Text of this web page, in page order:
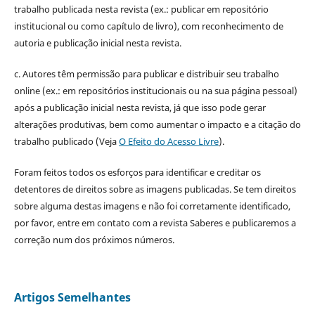
trabalho publicada nesta revista (ex.: publicar em repositório
institucional ou como capítulo de livro), com reconhecimento de
autoria e publicação inicial nesta revista.
c. Autores têm permissão para publicar e distribuir seu trabalho
online (ex.: em repositórios institucionais ou na sua página pessoal)
após a publicação inicial nesta revista, já que isso pode gerar
alterações produtivas, bem como aumentar o impacto e a citação do
trabalho publicado (VejaO Efeito do Acesso Livre).
Foram feitos todos os esforços para identificar e creditar os
detentores de direitos sobre as imagens publicadas. Se tem direitos
sobre alguma destas imagens e não foi corretamente identificado,
por favor, entre em contato com a revista Saberes e publicaremos a
correção num dos próximos números.
Artigos Semelhantes